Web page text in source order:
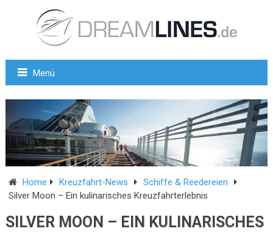
Menü
Home Kreuzfahrt-News
Schiffe & Reedereien
Silver Moon – Ein kulinarisches Kreuzfahrterlebnis
SILVER MOON – EIN KULINARISCHES